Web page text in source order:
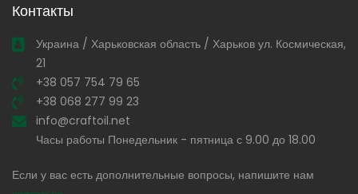
Контакты
Украина / Харьковская область / Харьков ул. Космическая,
21
+38 057 754 79 65
+38 068 277 99 23
info@craftoil.net
Часы работы Понедельник - пятница с 9.00 до 18.00
Если у вас есть дополнительные вопросы, напишите нам